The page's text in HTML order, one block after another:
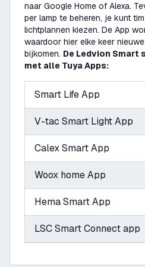
naar Google Home of Alexa.
per lamp te beheren, je kunt
lichtplannen kiezen. De App
waardoor hier elke keer
bijkomen. De Ledvion Smart
met alle Tuya Apps:
Smart Life App
V-tac Smart Light App
Calex Smart App
Woox home App
Hema Smart App
LSC Smart Connect app